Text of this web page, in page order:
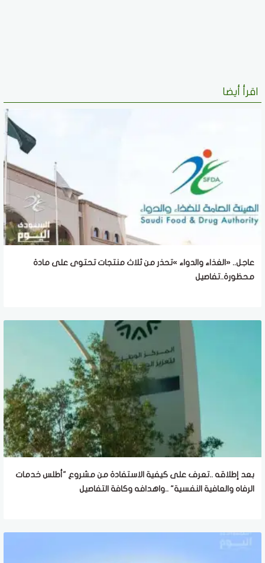
اقرأ أيضا
عاجل.. «الغذاء والدواء »تحذر من ثلاث منتجات تحتوى على مادة
محظورة..تفاصيل
بعد إطلاقه ..تعرف على كيفية الاستفادة من مشروع "أطلس خدمات
الرفاه والعافية النفسية" ..واهدافه وكافة التفاصيل